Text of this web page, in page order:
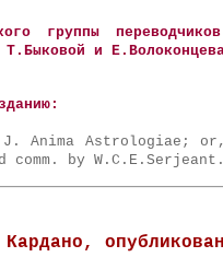
группы
и
J. Anima Astrologiae;
by
Кардано,